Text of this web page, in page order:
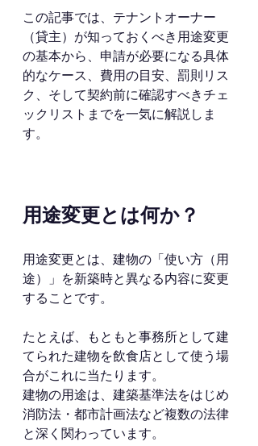
この記事では、テナントオーナー
（貸主）が知っておくべき用途変更
の基本から、申請が必要になる具体
的なケース、費用の目安、罰則リス
ク、そして契約前に確認すべきチェ
ックリストまでを一気に解説しま
す。
用途変更とは何か？
用途変更とは、建物の「使い方（用
途）」を新築時と異なる内容に変更
することです。
たとえば、もともと事務所として建
てられた建物を飲食店として使う場
合がこれに当たります。
建物の用途は、建築基準法をはじめ
消防法・都市計画法など複数の法律
と深く関わっています。